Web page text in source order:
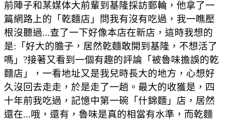
前陣子和某媒体大前輩到基隆採訪郵輪，他拿了一
篇網路上的「乾麵店」問我有沒有吃過，我一瞧壓
根沒聽過...查了一下好像本店在新店，這時我想的
是:「好大的膽子，居然乾麵敢開到基隆，不想活了
嗎」?接著又看到一個有趣的評論「被魯味擔誤的乾
麵店」，一看地址又是我兒時長大的地方，心想好
久沒回去走走，於是走了一趟。最大的收獲是，四
十年前我吃過，記憶中第一碗「什錦麵」店，居然
還在...哦，還有，魯味是真的相當有水準，而乾麵